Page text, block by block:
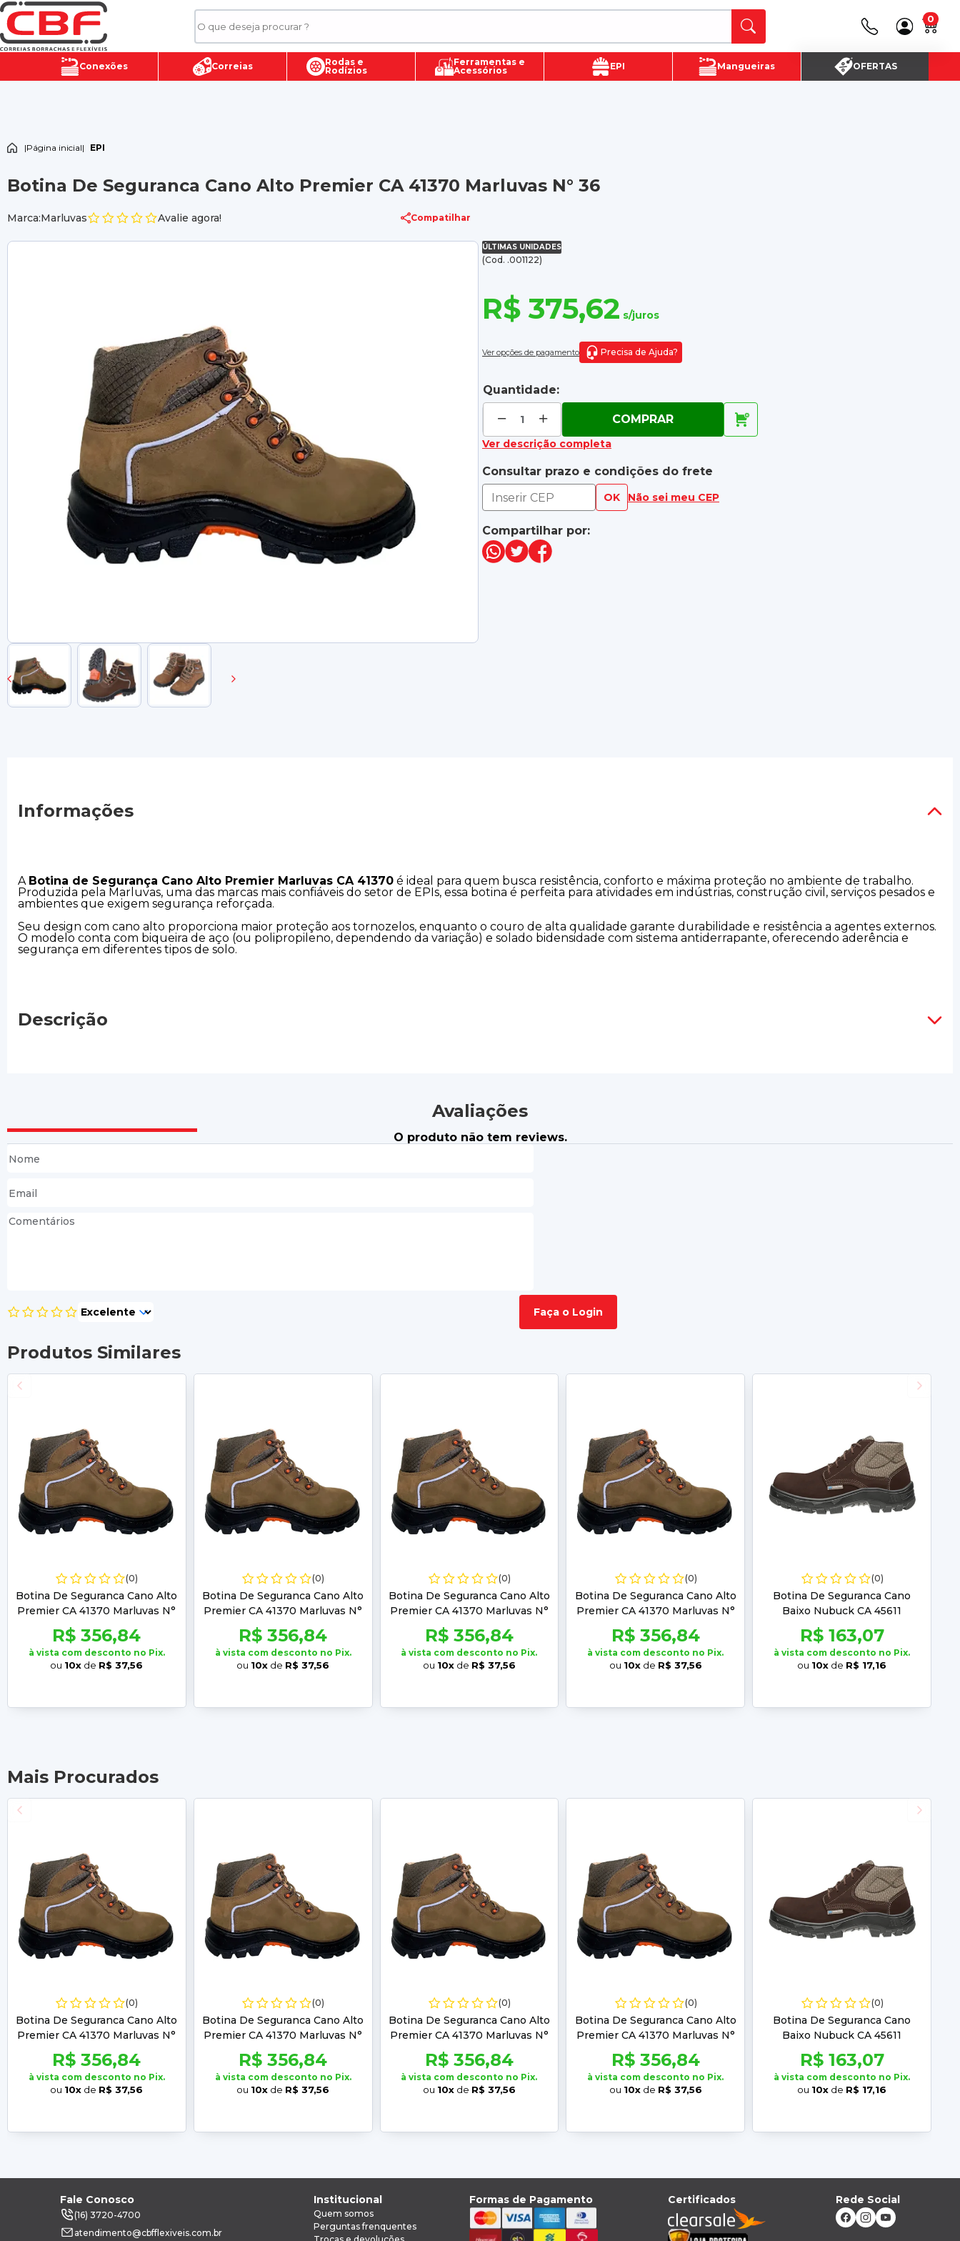
Canais de Atendimento
(16) 3720 - 4700
0
Conexões Correias
Rodas e
Rodízios
Ferramentas e
Acessórios
EPI Mangueiras OFERTAS
|Página inicial| EPI
Botina De Seguranca Cano Alto Premier CA 41370 Marluvas N° 36
Marca:Marluvas Avalie agora! Compatilhar
ÚLTIMAS UNIDADES
(Cod. .001122)
R$ 375,62 s/juros
Ver opções de pagamento Precisa de Ajuda?
Quantidade:
COMPRAR
Ver descrição completa
Consultar prazo e condições do frete
OK Não sei meu CEP
Compartilhar por:
Informações
A Botina de Segurança Cano Alto Premier Marluvas CA 41370 é ideal para quem busca resistência, conforto e máxima proteção no ambiente de trabalho.
Produzida pela Marluvas, uma das marcas mais confiáveis do setor de EPIs, essa botina é perfeita para atividades em indústrias, construção civil, serviços pesados e
ambientes que exigem segurança reforçada.
Seu design com cano alto proporciona maior proteção aos tornozelos, enquanto o couro de alta qualidade garante durabilidade e resistência a agentes externos.
O modelo conta com biqueira de aço (ou polipropileno, dependendo da variação) e solado bidensidade com sistema antiderrapante, oferecendo aderência e
segurança em diferentes tipos de solo.
Descrição
Avaliações
O produto não tem reviews.
Faça o Login
Produtos Similares
(0)
Botina De Seguranca Cano Alto
Premier CA 41370 Marluvas N°
R$ 356,84
à vista com desconto no Pix.
ou 10x de R$ 37,56
(0)
Botina De Seguranca Cano Alto
Premier CA 41370 Marluvas N°
R$ 356,84
à vista com desconto no Pix.
ou 10x de R$ 37,56
(0)
Botina De Seguranca Cano Alto
Premier CA 41370 Marluvas N°
R$ 356,84
à vista com desconto no Pix.
ou 10xde R$ 37,56
(0)
Botina De Seguranca Cano Alto
Premier CA 41370 Marluvas N°
R$ 356,84
à vista com desconto no Pix.
ou 10xde R$ 37,56
(0)
Botina De Seguranca Cano
Baixo Nubuck CA 45611
Marluvas
R$ 163,07
à vista com desconto no Pix.
ou 10x de R$ 17,16
Mais Procurados
(0)
Botina De Seguranca Cano Alto
Premier CA 41370 Marluvas N°
R$ 356,84
à vista com desconto no Pix.
ou 10x de R$ 37,56
(0)
Botina De Seguranca Cano Alto
Premier CA 41370 Marluvas N°
R$ 356,84
à vista com desconto no Pix.
ou 10x de R$ 37,56
(0)
Botina De Seguranca Cano Alto
Premier CA 41370 Marluvas N°
R$ 356,84
à vista com desconto no Pix.
ou 10xde R$ 37,56
(0)
Botina De Seguranca Cano Alto
Premier CA 41370 Marluvas N°
R$ 356,84
à vista com desconto no Pix.
ou 10xde R$ 37,56
(0)
Botina De Seguranca Cano
Baixo Nubuck CA 45611
Marluvas
R$ 163,07
à vista com desconto no Pix.
ou 10x de R$ 17,16
Fale Conosco
(16) 3720-4700
atendimento@cbfflexiveis.com.br
Institucional
Quem somos
Perguntas frenquentes
Formas de Pagamento Certificados Rede Social